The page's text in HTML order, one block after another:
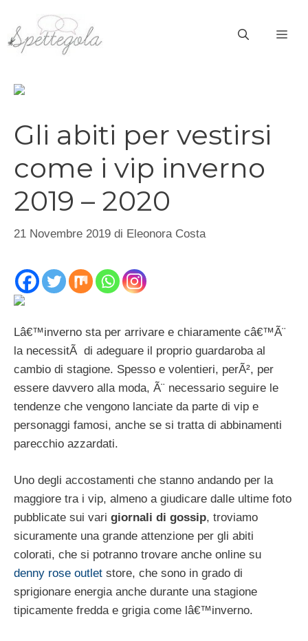
contenuto
Gli abiti per vestirsi
come i vip inverno
2019 – 2020
21 Novembre 2019 di Eleonora Costa
Lâ€™inverno sta per arrivare e chiaramente câ€™Ã¨
la necessitÃ di adeguare il proprio guardaroba al
cambio di stagione. Spesso e volentieri, perÃ², per
essere davvero alla moda, Ã¨ necessario seguire le
tendenze che vengono lanciate da parte di vip e
personaggi famosi, anche se si tratta di abbinamenti
parecchio azzardati.
Uno degli accostamenti che stanno andando per la
maggiore tra i vip, almeno a giudicare dalle ultime foto
pubblicate sui vari giornali di gossip, troviamo
sicuramente una grande attenzione per gli abiti
colorati, che si potranno trovare anche online su
denny rose outlet store, che sono in grado di
sprigionare energia anche durante una stagione
tipicamente fredda e grigia come lâ€™inverno.